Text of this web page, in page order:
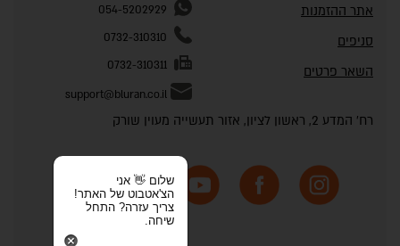
אתר ההזמנות
סניפים
השאר פרטים
054-5202929
0732-310310
0732-310311
support@bluran.co.il
רח' המדע 2, ראשון לציון, אזור תעשייה מעוין שורק
שלום 👋 אני
הצ'אטבוט של האתר!
צריך עזרה? התחל
שיחה.